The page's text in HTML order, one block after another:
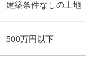
建築条件なしの土地
500万円以下